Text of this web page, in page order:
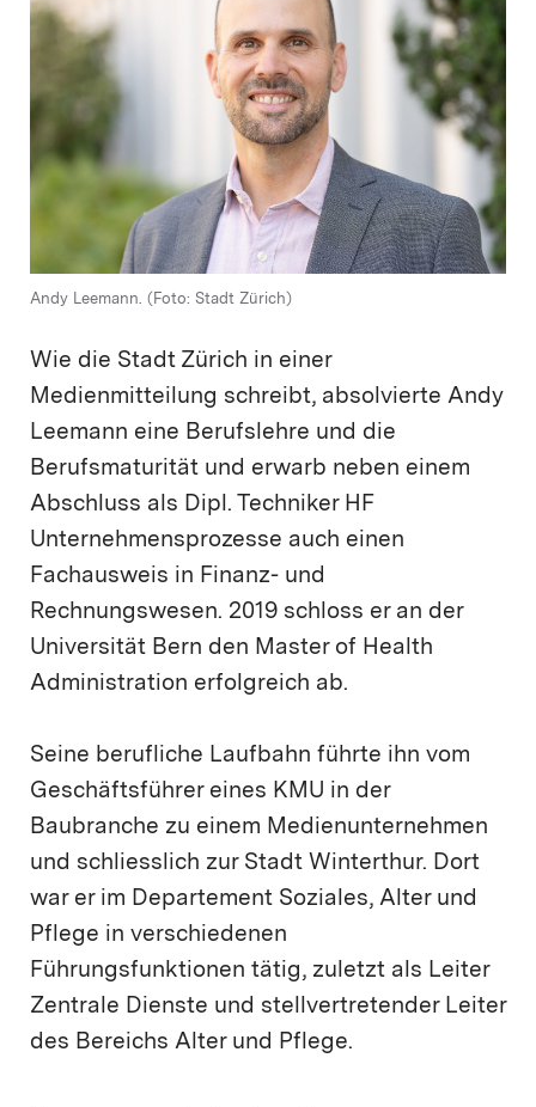
Andy Leemann. (Foto: Stadt Zürich)
Wie die Stadt Zürich in einer
Medienmitteilung schreibt, absolvierte Andy
Leemann eine Berufslehre und die
Berufsmaturität und erwarb neben einem
Abschluss als Dipl. Techniker HF
Unternehmensprozesse auch einen
Fachausweis in Finanz- und
Rechnungswesen. 2019 schloss er an der
Universität Bern den Master of Health
Administration erfolgreich ab.
Seine berufliche Laufbahn führte ihn vom
Geschäftsführer eines KMU in der
Baubranche zu einem Medienunternehmen
und schliesslich zur Stadt Winterthur. Dort
war er im Departement Soziales, Alter und
Pflege in verschiedenen
Führungsfunktionen tätig, zuletzt als Leiter
Zentrale Dienste und stellvertretender Leiter
des Bereichs Alter und Pflege.